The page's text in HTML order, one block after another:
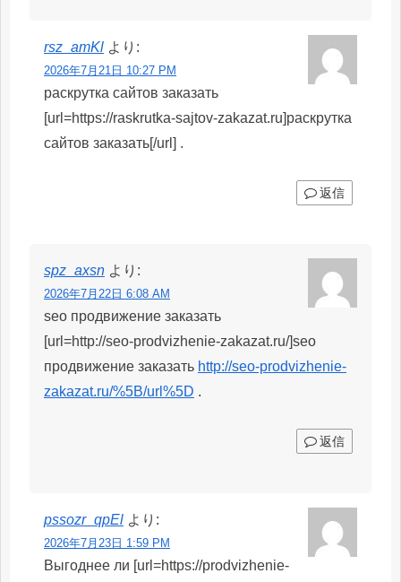
rsz_amKl より:
2026年7月21日 10:27 PM
раскрутка сайтов заказать
[url=https://raskrutka-sajtov-zakazat.ru]раскрутка
сайтов заказать[/url] .
返信
spz_axsn より:
2026年7月22日 6:08 AM
seo продвижение заказать
[url=http://seo-prodvizhenie-zakazat.ru/]seo
продвижение заказать http://seo-prodvizhenie-
zakazat.ru/%5B/url%5D .
返信
pssozr_qpEl より:
2026年7月23日 1:59 PM
Выгоднее ли [url=https://prodvizhenie-